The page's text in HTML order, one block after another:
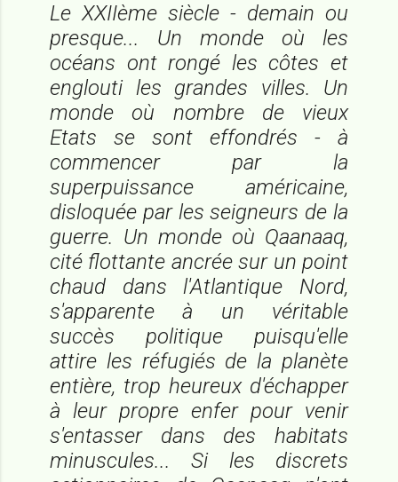
Le XXIIème siècle - demain ou
presque... Un monde où les
océans ont rongé les côtes et
englouti les grandes villes. Un
monde où nombre de vieux
Etats se sont effondrés - à
commencer par la
superpuissance américaine,
disloquée par les seigneurs de la
guerre. Un monde où Qaanaaq,
cité flottante ancrée sur un point
chaud dans l'Atlantique Nord,
s'apparente à un véritable
succès politique puisqu'elle
attire les réfugiés de la planète
entière, trop heureux d'échapper
à leur propre enfer pour venir
s'entasser dans des habitats
minuscules... Si les discrets